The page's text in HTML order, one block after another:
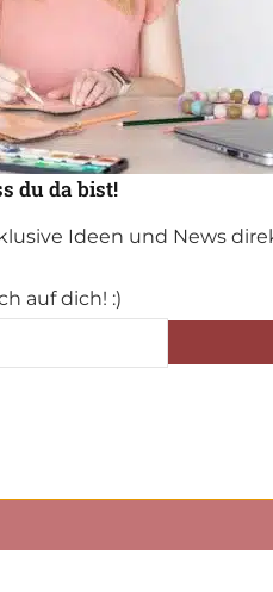
du da bist!
Ideen und News
auf dich! :)